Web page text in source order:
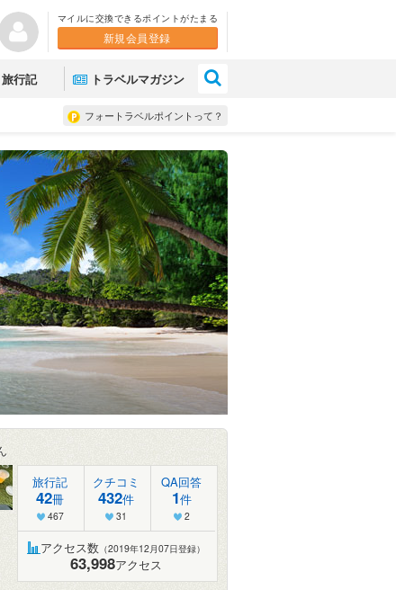
マイルに交換できるポイントがたまる
新規会員登録
旅行記 トラベルマガジン
フォートラベルポイントって？
旅行記
42冊
467
クチコミ
432件
31
QA回答
1件
2
アクセス数 （2019年12月07日登録）
63,998アクセス